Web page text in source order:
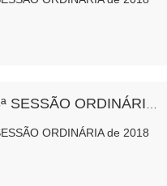
ORDINÁRIA de 2018